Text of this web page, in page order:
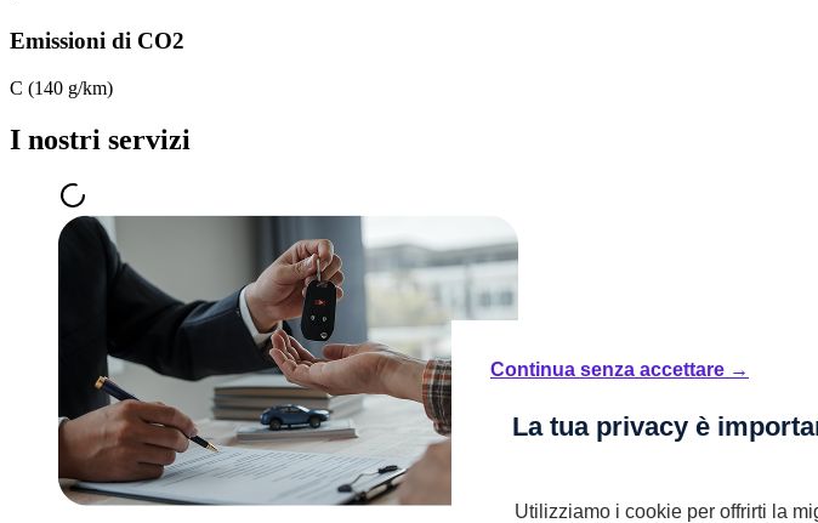
Emissioni di CO2
C (140 g/km)
I nostri servizi
Continua senza accettare →
La tua privacy è
Utilizziamo i cookie per offrirti la